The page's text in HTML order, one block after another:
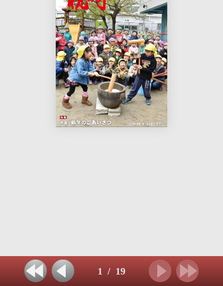
1 / 19